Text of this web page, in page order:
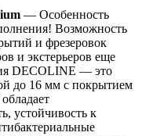
— Особенность
Возможность
и фрезеровок
и экстерьеров еще
DECOLINE — это
до 16 мм с покрытием
устойчивость к